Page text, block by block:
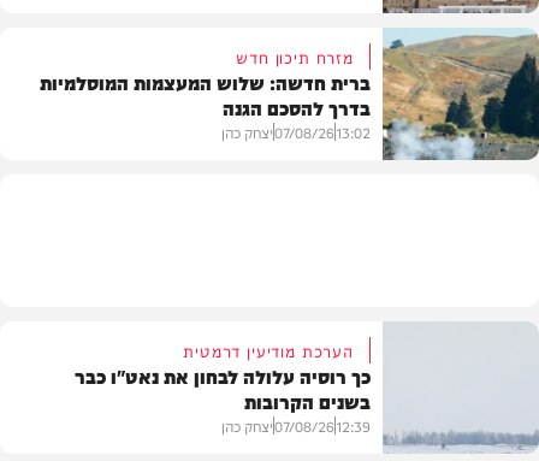
מזג האוויר
מזרח תיכון חדש
ברית חדשה: שלוש המעצמות המוסלמיות
בדרך להסכם הגנה
13:02
07/08/26יצחק כהן
הערכת מודיעין דרמטית
כך רוסיה עלולה לבחון את נאט"ו כבר
בשנים הקרובות
12:39
07/08/26יצחק כהן